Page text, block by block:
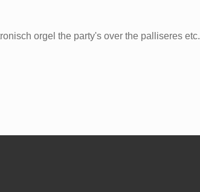
orgel the party's over the palliseres etc.